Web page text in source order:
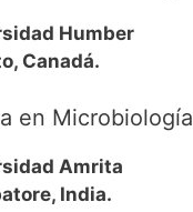
Humber
Canadá.
en Microbiología
Amrita
India.